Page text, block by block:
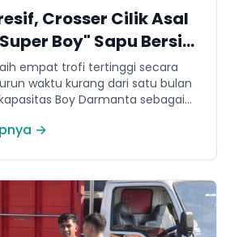
Crosser Cilik Asal
Boy" Sapu Bersih
Motocross 50cc di
empat trofi tertinggi secara
waktu kurang dari satu bulan
Boy Darmanta sebagai
kancah motocross nasional
→